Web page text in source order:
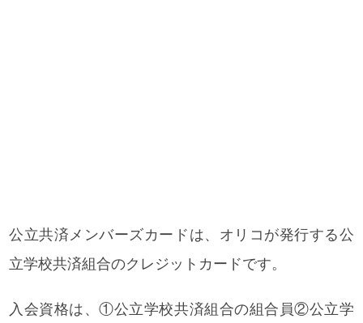
公立共済メンバーズカードは、オリコが発行する公
立学校共済組合のクレジットカードです。
入会資格は、①公立学校共済組合の組合員②公立学